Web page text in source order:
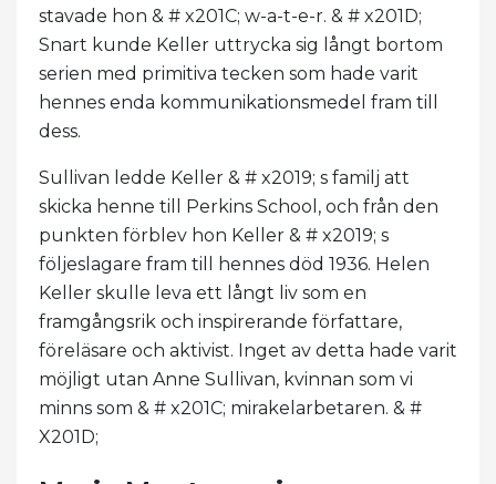
stavade hon & # x201C; w-a-t-e-r. & # x201D;
Snart kunde Keller uttrycka sig långt bortom
serien med primitiva tecken som hade varit
hennes enda kommunikationsmedel fram till
dess.
Sullivan ledde Keller & # x2019; s familj att
skicka henne till Perkins School, och från den
punkten förblev hon Keller & # x2019; s
följeslagare fram till hennes död 1936. Helen
Keller skulle leva ett långt liv som en
framgångsrik och inspirerande författare,
föreläsare och aktivist. Inget av detta hade varit
möjligt utan Anne Sullivan, kvinnan som vi
minns som & # x201C; mirakelarbetaren. & #
X201D;